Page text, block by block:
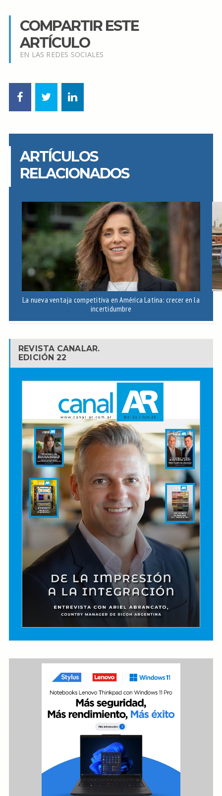
COMPARTIR ESTE
ARTÍCULO
EN LAS REDES SOCIALES
ARTÍCULOS
RELACIONADOS
La nueva ventaja competitiva en América Latina: crecer en la
incertidumbre
REVISTA CANALAR.
EDICIÓN 22